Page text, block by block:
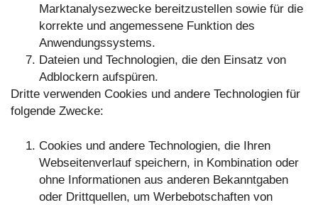
Marktanalysezwecke bereitzustellen sowie für die
korrekte und angemessene Funktion des
Anwendungssystems.
Dateien und Technologien, die den Einsatz von
Adblockern aufspüren.
Dritte verwenden Cookies und andere Technologien für
folgende Zwecke:
Cookies und andere Technologien, die Ihren
Webseitenverlauf speichern, in Kombination oder
ohne Informationen aus anderen Bekanntgaben
oder Drittquellen, um Werbebotschaften von